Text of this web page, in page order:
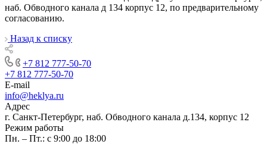
наб. Обводного канала д 134 корпус 12, по предварительному
согласованию.
Назад к списку
+7 812 777-50-70
+7 812 777-50-70
E-mail
info@heklya.ru
Адрес
г. Санкт-Петербург, наб. Обводного канала д.134, корпус 12
Режим работы
Пн. – Пт.: с 9:00 до 18:00